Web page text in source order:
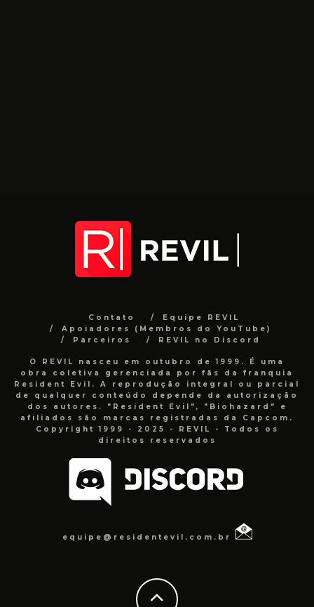
Contato
Equipe REVIL
Apoiadores (Membros do YouTube)
Parceiros
REVIL no Discord
O REVIL nasceu em outubro de 1999. É uma
obra coletiva gerenciada por fãs da franquia
Resident Evil. A reprodução integral ou parcial
de qualquer conteúdo depende da autorização
dos autores. "Resident Evil", "Biohazard" e
afiliados são marcas registradas da Capcom.
Copyright 1999 - 2025 - REVIL - Todos os
direitos reservados
equipe@residentevil.com.br